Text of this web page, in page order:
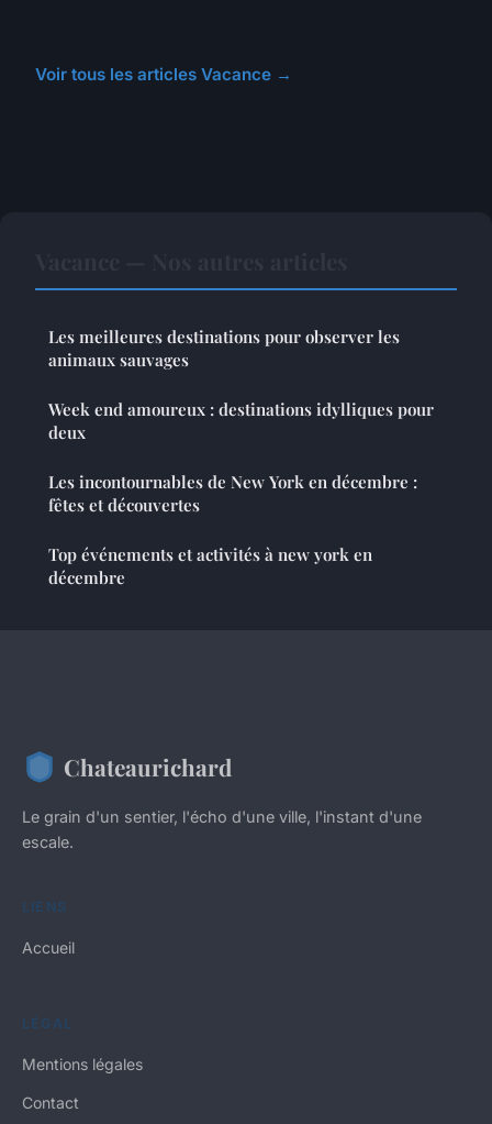
Voir tous les articles Vacance →
Les meilleures destinations pour observer les
animaux sauvages
Week end amoureux : destinations idylliques pour
deux
Les incontournables de New York en décembre :
fêtes et découvertes
Top événements et activités à new york en
décembre
Chateaurichard
Le grain d'un sentier, l'écho d'une ville, l'instant d'une
escale.
LIENS
Accueil
LÉGAL
Mentions légales
Contact